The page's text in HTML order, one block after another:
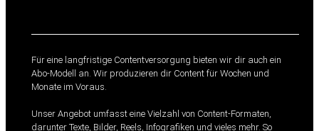
Für eine langfristige Contentversorgung bieten wir dir auch ein
Abo-Modell an. Wir produzieren dir Content für Wochen und
Monate im Voraus.
Unser Angebot umfasst eine Vielzahl von Content-Formaten,
darunter Texte, Bilder, Reels, Infografiken und vieles mehr. So